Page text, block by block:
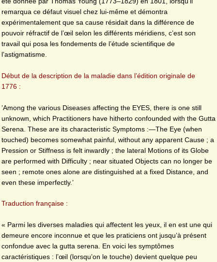
remarqua ce défaut visuel chez lui-même et démontra
expérimentalement que sa cause résidait dans la différence de
pouvoir réfractif de l’œil selon les différents méridiens, c’est son
travail qui posa les fondements de l’étude scientifique de
l’astigmatisme.
Début de la description de la maladie dans l’édition originale de
1776 :
’Among the various Diseases affecting the EYES, there is one still
unknown, which Practitioners have hitherto confounded with the Gutta
Serena. These are its characteristic Symptoms :—The Eye (when
touched) becomes somewhat painful, without any apparent Cause ; a
Pression or Stiffness is felt inwardly ; the lateral Motions of its Globe
are performed with Difficulty ; near situated Objects can no longer be
seen ; remote ones alone are distinguished at a fixed Distance, and
even these imperfectly.’
Traduction française :
« Parmi les diverses maladies qui affectent les yeux, il en est une qui
demeure encore inconnue et que les praticiens ont jusqu’à présent
confondue avec la gutta serena. En voici les symptômes
caractéristiques : l’œil (lorsqu’on le touche) devient quelque peu